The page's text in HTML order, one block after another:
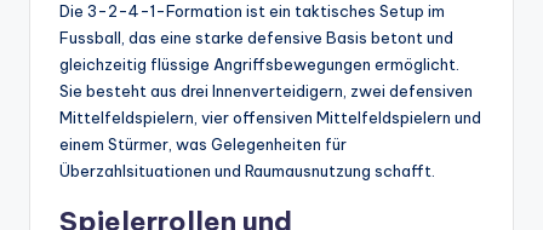
Die 3-2-4-1-Formation ist ein taktisches Setup im
Fussball, das eine starke defensive Basis betont und
gleichzeitig flüssige Angriffsbewegungen ermöglicht.
Sie besteht aus drei Innenverteidigern, zwei defensiven
Mittelfeldspielern, vier offensiven Mittelfeldspielern und
einem Stürmer, was Gelegenheiten für
Überzahlsituationen und Raumausnutzung schafft.
Spielerrollen und